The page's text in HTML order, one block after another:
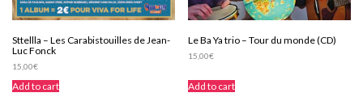
Sttellla – Les Carabistouilles de Jean-
Luc Fonck
15,00€
Add to cart
Le Ba Ya trio – Tour du monde (CD)
15,00€
Add to cart